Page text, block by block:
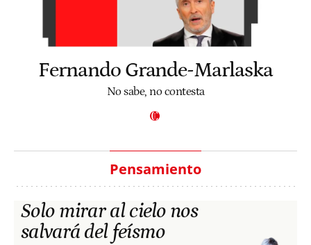
Fernando Grande-Marlaska
No sabe, no contesta
Pensamiento
Solo mirar al cielo nos
salvará del feísmo